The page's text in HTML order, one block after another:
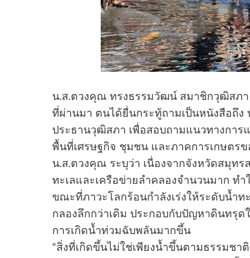
น.ส.ตวงคุณ ทรงธรรมวัฒน์ สมาชิกวุฒิสภา
ที่ผ่านมา ตนได้ยื่นกระทู้ถามเป็นหนังสือถึ
ประธานวุฒิสภา เพื่อสอบถามแนวทางการ
พื้นที่เศรษฐกิจ ชุมชน และภาคการเกษตรข
น.ส.ตวงคุณ ระบุว่า เนื่องจากจังหวัดสมุท
ทะเลและเครือข่ายลำคลองจำนวนมาก ท
ขณะที่ภาวะโลกร้อนกำลังเร่งให้ระดับน้ำท
กลองลึกกว่าเดิม ประกอบกับปัญหาดินทรุด
การเกิดน้ำท่วมฉับพลันมากขึ้น
“สิ่งที่เกิดขึ้นไม่ใช่เพียงน้ำขึ้นตามธรรมช